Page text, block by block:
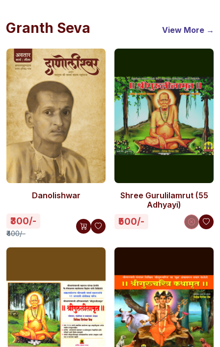
Granth Seva View More →
Danolishwar
₹300/-
₹400/-
Shree Gurulilamrut (55
Adhyayi)
₹500/-